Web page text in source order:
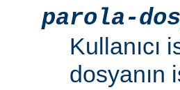
parola-
Kullanıcı
dosyanın